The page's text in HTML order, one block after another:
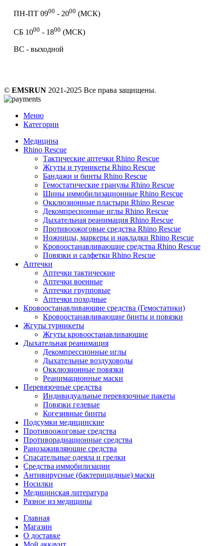
ПН-ПТ 0900 - 2000 (МСК)
СБ 1000 - 1800 (МСК)
ВС - выходной
© EMSRUN 2021-2025 Все права защищены.
Меню
Категории
Медицина
Rhino Rescue
Тактические аптечки Rhino Rescue
Жгуты и турникеты Rhino Rescue
Бандажи и бинты Rhino Rescue
Гемостатические гранулы Rhino Rescue
Шины иммобилизационные Rhino Rescue
Окклюзионные пластыри Rhino Rescue
Декомпресионные иглы Rhino Rescue
Дыхательная реанимация Rhino Rescue
Противоожоговые средства Rhino Rescue
Ножницы, маркеры и накладки Rhino Rescue
Кровоостанавливающие средства Rhino Rescue
Повязки и салфетки Rhino Rescue
Аптечки
Аптечки тактические
Аптечки военные
Аптечки групповые
Аптечки походные
Кровоостанавливающие средства (Гемостатики)
Кровоостанавливающие бинты и повязки
Жгуты турникеты
Жгуты кровоостанавливающие
Дыхательная реанимация
Декомпрессионные иглы
Дыхательные воздуховоды
Окклюзионные повязки
Реанимационные маски
Перевязочные средства
Индивидуальные перевязочные пакеты
Повязки гелевые
Когезивные бинты
Подсумки медицинские
Противоожоговые средства
Противорадиационные средства
Ранозаживляющие средства
Спасательные одеяла и грелки
Средства иммобилизации
Антивирусные (бактерицидные) маски
Носилки
Медицинская литература
Разное из медицины
Главная
Магазин
О доставке
Мой аккаунт